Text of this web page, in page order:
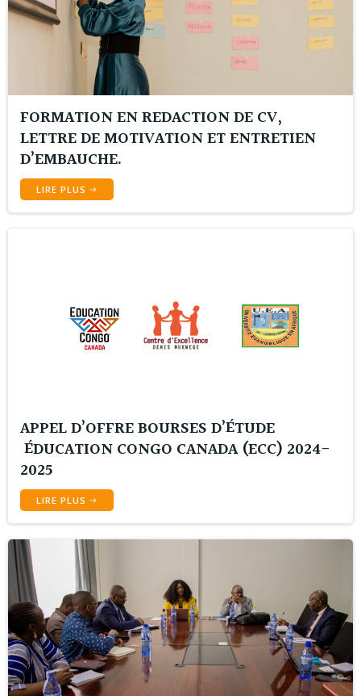
FORMATION EN REDACTION DE CV,
LETTRE DE MOTIVATION ET ENTRETIEN
D’EMBAUCHE.
LIRE PLUS
APPEL D’OFFRE BOURSES D’ÉTUDE
ÉDUCATION CONGO CANADA (ECC) 2024-
2025
LIRE PLUS